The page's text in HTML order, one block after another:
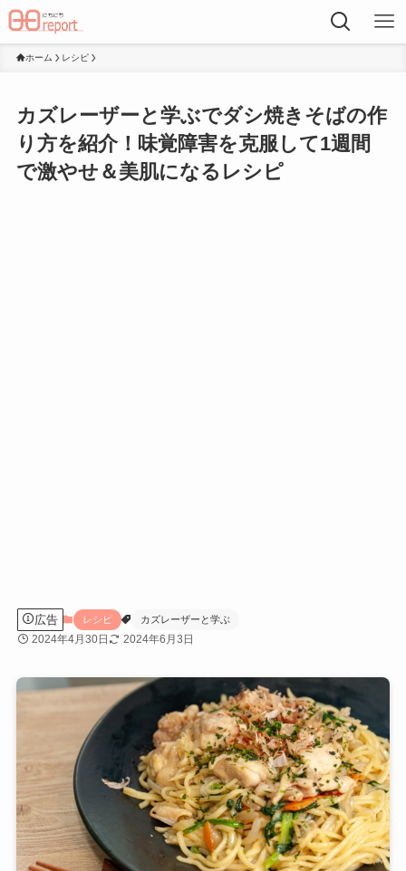
ホーム レシピ
カズレーザーと学ぶでダシ焼きそばの作
り方を紹介！味覚障害を克服して1週間
で激やせ＆美肌になるレシピ
広告 レシピ カズレーザーと学ぶ
2024年4月30日 2024年6月3日